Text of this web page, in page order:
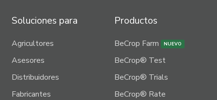
Soluciones para
Agricultores
Asesores
Distribuidores
Fabricantes
Productos
BeCrop Farm NUEVO
BeCrop® Test
BeCrop® Trials
BeCrop® Rate